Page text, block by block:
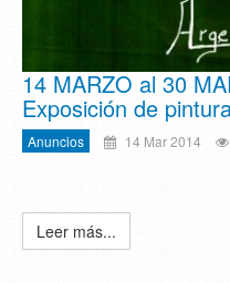
14 MARZO al 30
Exposición de
Anuncios 14 Mar 2014
Leer más...